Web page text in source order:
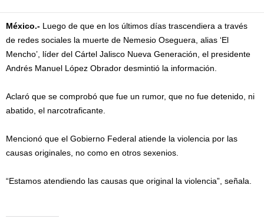
México.- Luego de que en los últimos días trascendiera a través
de redes sociales la muerte de Nemesio Oseguera, alias ‘El
Mencho’, líder del Cártel Jalisco Nueva Generación, el presidente
Andrés Manuel López Obrador desmintió la información.
Aclaró que se comprobó que fue un rumor, que no fue detenido, ni
abatido, el narcotraficante.
Mencionó que el Gobierno Federal atiende la violencia por las
causas originales, no como en otros sexenios.
“Estamos atendiendo las causas que original la violencia”, señala.